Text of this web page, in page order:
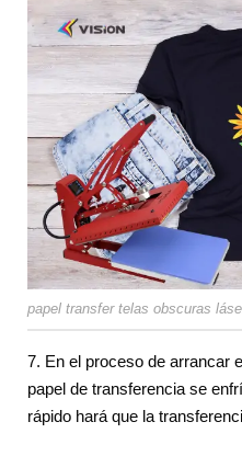
papel transfer telas obscuras
7. En el proceso de arrancar
papel de transferencia se
rápido hará que la